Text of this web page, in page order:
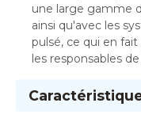
une large gamme
ainsi qu'avec les
pulsé, ce qui en
les responsables